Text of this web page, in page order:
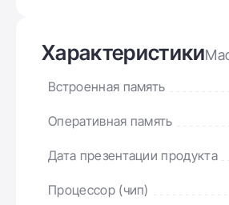
Чипы M1 Pro и M1 Max — это
на чипе специально для
и графическом
Характеристики
Встроенная память
Оперативная память
Дата презентации продукта
Процессор (чип)